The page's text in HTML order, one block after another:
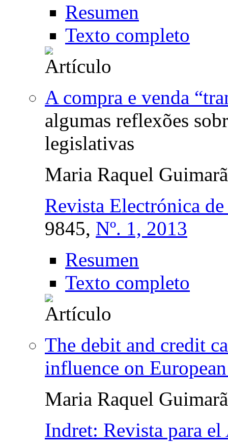
Resumen
Texto completo
A compra e venda
algumas reflexões
legislativas
Maria Raquel
Revista Electrónica
9845, Nº. 1, 2013
Resumen
Texto completo
The debit and credit
influence on
Maria Raquel
Indret: Revista para